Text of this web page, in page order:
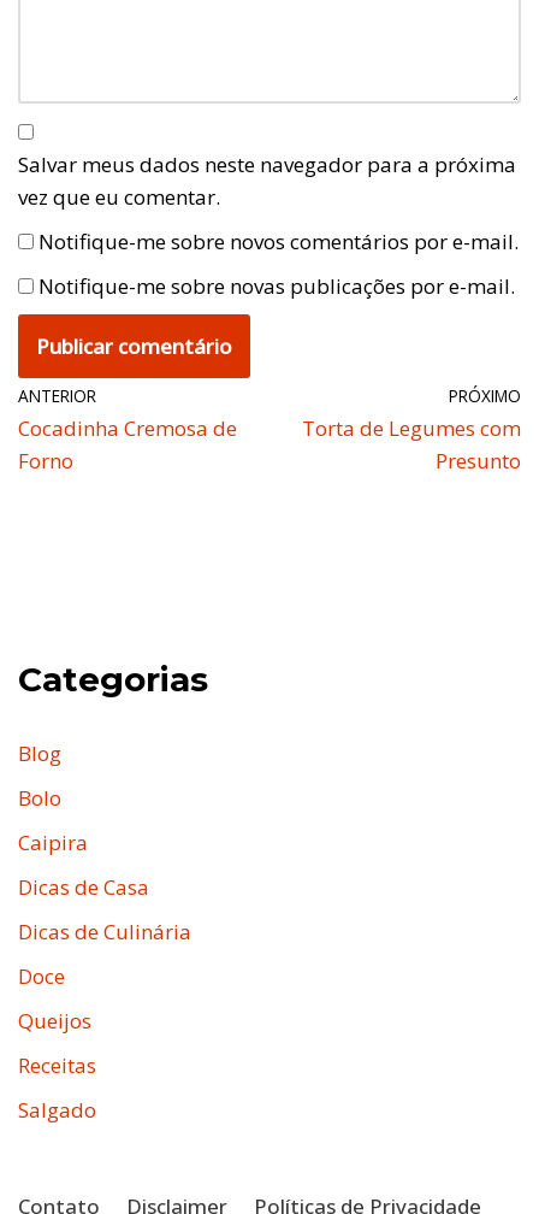
Salvar meus dados neste navegador para a próxima
vez que eu comentar.
Notifique-me sobre novos comentários por e-mail.
Notifique-me sobre novas publicações por e-mail.
ANTERIOR
Cocadinha Cremosa de
Forno
PRÓXIMO
Torta de Legumes com
Presunto
Categorias
Blog
Bolo
Caipira
Dicas de Casa
Dicas de Culinária
Doce
Queijos
Receitas
Salgado
Contato Disclaimer Políticas de Privacidade